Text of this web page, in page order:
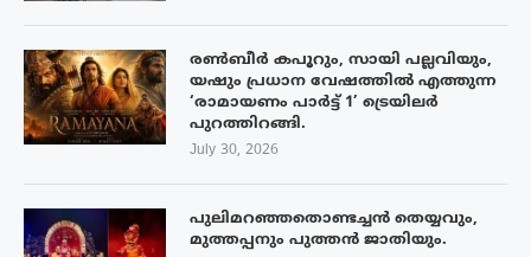
രൺബീർ കപൂറും, സായി പല്ലവിയും,
യഷും പ്രധാന വേഷത്തിൽ എത്തുന്ന
‘രാമായണം പാർട്ട് 1’ ട്രെയിലർ
പുറത്തിറങ്ങി.
July 30, 2026
പുലിമറഞ്ഞതൊണ്ടച്ചൻ തെയ്യവും,
മുത്തപ്പനും പുത്തൻ ജാതിയും.